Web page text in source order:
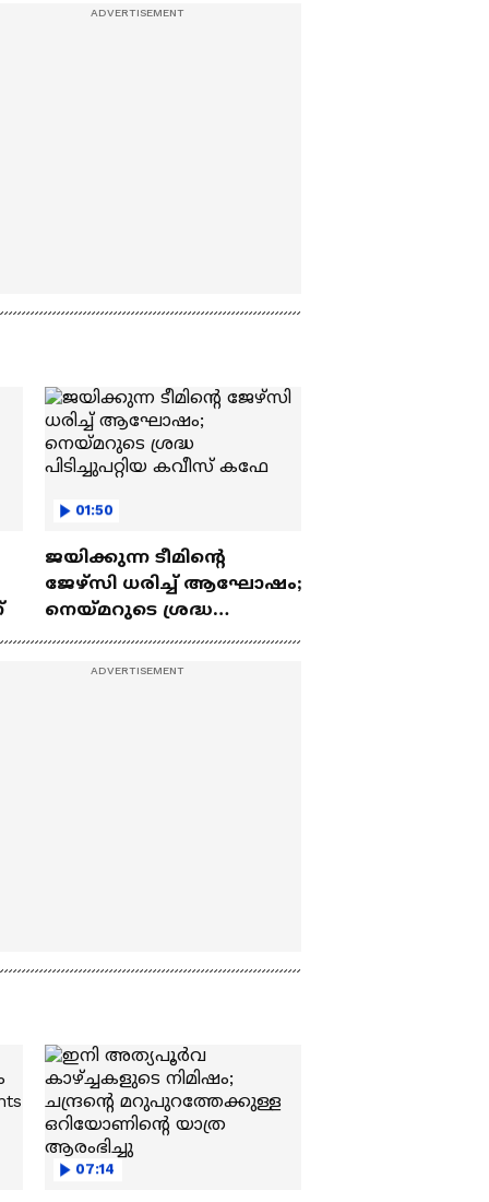
01:50
ജയിക്കുന്ന ടീമിന്റെ
ജേഴ്സി ധരിച്ച് ആഘോഷം;
നെയ്മറുടെ ശ്രദ്ധ
പിടിച്ചുപറ്റിയ കവീസ് കഫേ
07:14